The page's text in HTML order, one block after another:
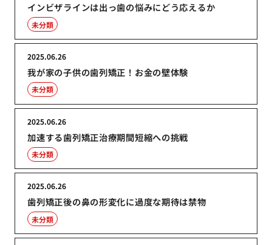
インビザラインは出っ歯の悩みにどう応えるか
未分類
我が家の子供の歯列矯正！お金の壁体験
2025.06.26
未分類
加速する歯列矯正治療期間短縮への挑戦
2025.06.26
未分類
歯列矯正後の鼻の形変化に過度な期待は禁物
2025.06.26
未分類